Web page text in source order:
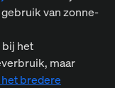
van zonne-
het
maar
bredere